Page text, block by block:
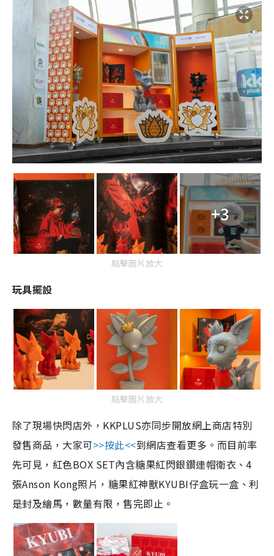
+3
點擊圖片放大
玩具擺設
點擊圖片放大
除了現場快閃店外，KKPLUS亦同步開放網上商店特別
發售商品，大家可>>按此<<到網店查看更多。而目前率
先可見，紅色BOX SET內含糖果紅閃銀鑽連帽衛衣、4
張Anson Kong照片，糖果紅神獸KYUBI仔盒玩一盒、利
是封及繪馬，數量有限，售完即止。